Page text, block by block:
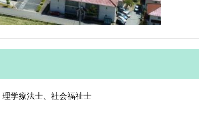
理学療法士、社会福祉士